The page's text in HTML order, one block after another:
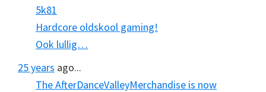
5k81
Hardcore oldskool gaming!
Ook lullig…
25 years ago...
The AfterDanceValleyMerchandise is now